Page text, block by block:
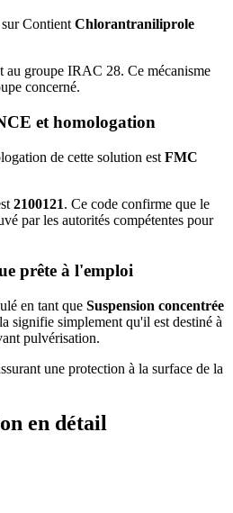
Contient Chlorantraniliprole
au groupe IRAC 28. Ce mécanisme
concerné.
et homologation
de cette solution est FMC
2100121. Ce code confirme que le
par les autorités compétentes pour
prête à l'emploi
en tant que Suspension concentrée
signifie simplement qu'il est destiné à
pulvérisation.
une protection à la surface de la
en détail